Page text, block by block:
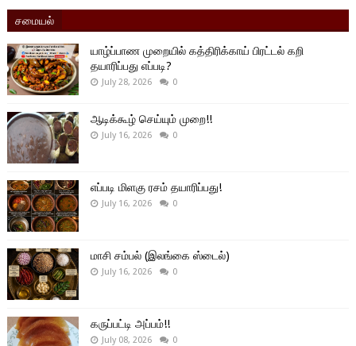
சமையல்
யாழ்ப்பாண முறையில் கத்திரிக்காய் பிரட்டல் கறி
தயாரிப்பது எப்படி?
July 28, 2026 0
ஆடிக்கூழ் செய்யும் முறை!!
July 16, 2026 0
எப்படி மிளகு ரசம் தயாரிப்பது!
July 16, 2026 0
மாசி சம்பல் (இலங்கை ஸ்டைல்)
July 16, 2026 0
கருப்பட்டி அப்பம்!!
July 08, 2026 0